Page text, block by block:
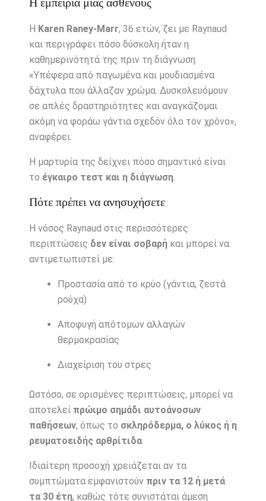
Η Karen Raney-Marr, 36 ετών, ζει με Raynaud
και περιγράφει πόσο δύσκολη ήταν η
καθημερινότητά της πριν τη διάγνωση.
«Υπέφερα από παγωμένα και μουδιασμένα
δάχτυλα που άλλαζαν χρώμα. Δυσκολευόμουν
σε απλές δραστηριότητες και αναγκάζομαι
ακόμη να φοράω γάντια σχεδόν όλο τον χρόνο»,
αναφέρει.
Η μαρτυρία της δείχνει πόσο σημαντικό είναι
το έγκαιρο τεστ και η διάγνωση.
Πότε πρέπει να ανησυχήσετε
Η νόσος Raynaud στις περισσότερες
περιπτώσεις δεν είναι σοβαρήκαι μπορεί να
αντιμετωπιστεί με:
Προστασία από το κρύο (γάντια, ζεστά
ρούχα)
Αποφυγή απότομων αλλαγών
θερμοκρασίας
Διαχείριση του στρες
Ωστόσο, σε ορισμένες περιπτώσεις, μπορεί να
αποτελεί πρώιμο σημάδι αυτοάνοσων
παθήσεων, όπως το σκληρόδερμα, ο λύκος ή η
ρευματοειδής αρθρίτιδα.
Ιδιαίτερη προσοχή χρειάζεται αν τα
συμπτώματα εμφανιστούν πριν τα 12 ή μετά
τα 30 έτη, καθώς τότε συνιστάται άμεση